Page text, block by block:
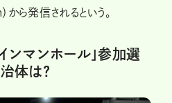
ら発信されるという。
ンマンホール」参加選
体は?